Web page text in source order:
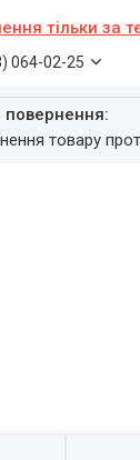
тільки за
064-02-25
товару